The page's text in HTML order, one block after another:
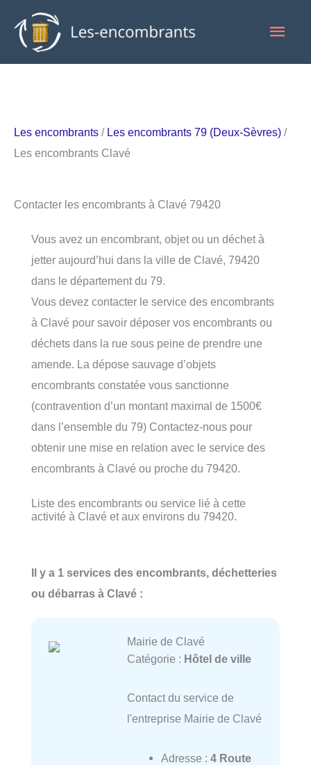
contenu
Les encombrants / Les encombrants 79 (Deux-Sèvres) /
Les encombrants Clavé
Contacter les encombrants à Clavé 79420
Vous avez un encombrant, objet ou un déchet à
jetter aujourd’hui dans la ville de Clavé, 79420
dans le département du 79.
Vous devez contacter le service des encombrants
à Clavé pour savoir déposer vos encombrants ou
déchets dans la rue sous peine de prendre une
amende. La dépose sauvage d’objets
encombrants constatée vous sanctionne
(contravention d’un montant maximal de 1500€
dans l’ensemble du 79) Contactez-nous pour
obtenir une mise en relation avec le service des
encombrants à Clavé ou proche du 79420.
Liste des encombrants ou service lié à cette
activité à Clavé et aux environs du 79420.
Il y a 1 services des encombrants, déchetteries
ou débarras à Clavé :
Mairie de Clavé
Catégorie : Hôtel de ville
Contact du service de
l'entreprise Mairie de Clavé
Adresse : 4 Route